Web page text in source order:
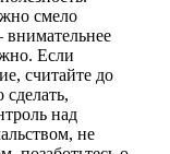
смело
внимательнее
Если
считайте до
над
не